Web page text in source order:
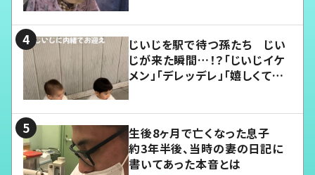
じいじを駅で待つ孫たち じい
じが来た瞬間…！？「じいじイケ
メン」「デレッデレ」「嬉しくて可
生後8ヶ月で亡くなった息子
約3年半後、当時の妻の日記に
書いてあった本音とは